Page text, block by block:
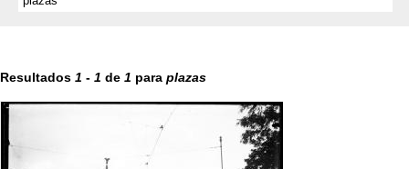
Resultados 1 - 1 de 1 para plazas